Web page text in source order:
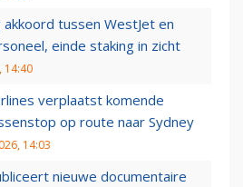
tussen WestJet en
einde staking in zicht
14:40
verplaatst komende
op route naar Sydney
14:03
nieuwe documentaire